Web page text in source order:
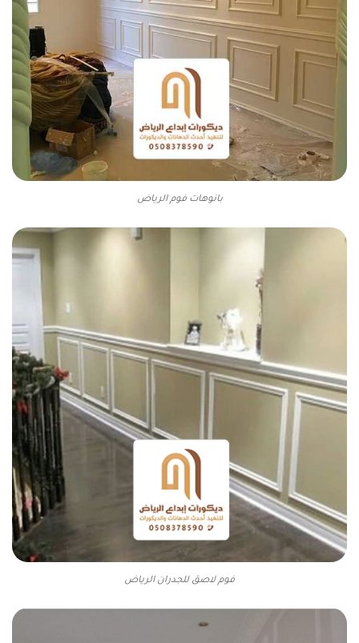
بانوهات فوم الرياض
فوم لاصق للجدران الرياض